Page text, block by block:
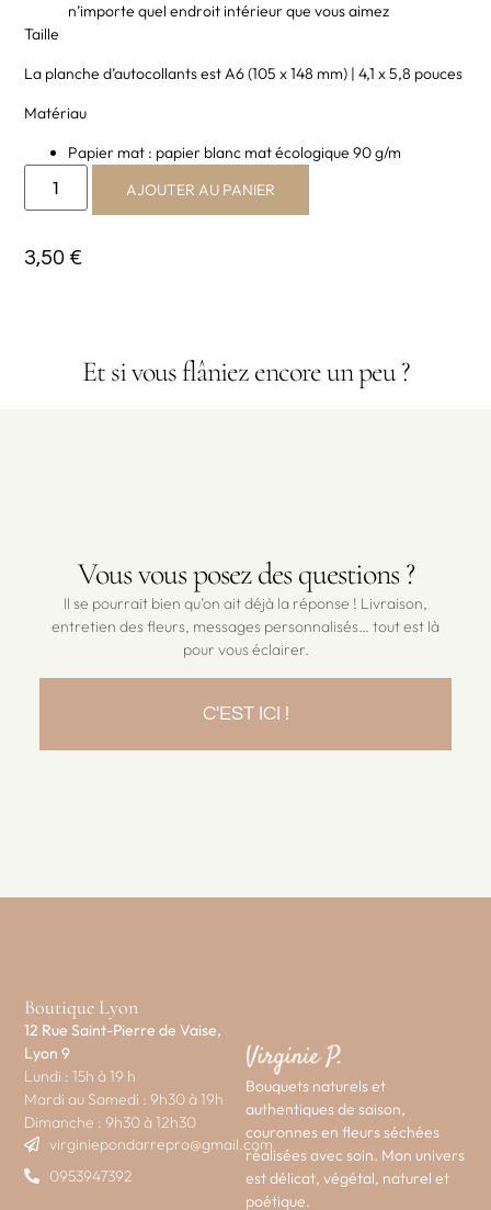
n’importe quel endroit intérieur que vous aimez
Taille
La planche d’autocollants est A6 (105 x 148 mm) | 4,1 x 5,8 pouces
Matériau
Papier mat : papier blanc mat écologique 90 g/m
AJOUTER AU PANIER
3,50 €
Et si vous flâniez encore un peu ?
Vous vous posez des questions ?
Il se pourrait bien qu’on ait déjà la réponse ! Livraison,
entretien des fleurs, messages personnalisés… tout est là
pour vous éclairer.
C'EST ICI !
Bouquets naturels et
authentiques de saison,
couronnes en fleurs séchées
réalisées avec soin. Mon univers
est délicat, végétal, naturel et
poétique.
Boutique Lyon
12 Rue Saint-Pierre de Vaise,
Lyon 9
Lundi : 15h à 19 h
Mardi au Samedi : 9h30 à 19h
Dimanche : 9h30 à 12h30
virginiepondarrepro@gmail.com
0953947392